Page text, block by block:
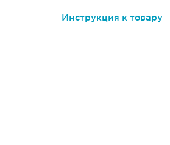
Инструкция к товару